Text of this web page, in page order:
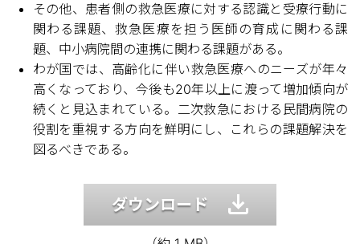
その他、患者側の救急医療に対する認識と受療行動に
関わる課題、救急医療を担う医師の育成に関わる課
題、中小病院間の連携に関わる課題がある。
わが国では、高齢化に伴い救急医療へのニーズが年々
高くなっており、今後も20年以上に渡って増加傾向が
続くと見込まれている。二次救急における民間病院の
役割を重視する方向を鮮明にし、これらの課題解決を
図るべきである。
ダウンロード